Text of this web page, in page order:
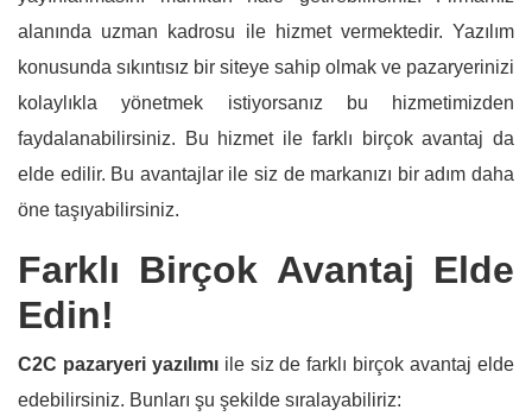
alanında uzman kadrosu ile hizmet vermektedir. Yazılım
konusunda sıkıntısız bir siteye sahip olmak ve pazaryerinizi
kolaylıkla yönetmek istiyorsanız bu hizmetimizden
faydalanabilirsiniz. Bu hizmet ile farklı birçok avantaj da
elde edilir. Bu avantajlar ile siz de markanızı bir adım daha
öne taşıyabilirsiniz.
Farklı Birçok Avantaj Elde
Edin!
C2C pazaryeri yazılımı ile siz de farklı birçok avantaj elde
edebilirsiniz. Bunları şu şekilde sıralayabiliriz: